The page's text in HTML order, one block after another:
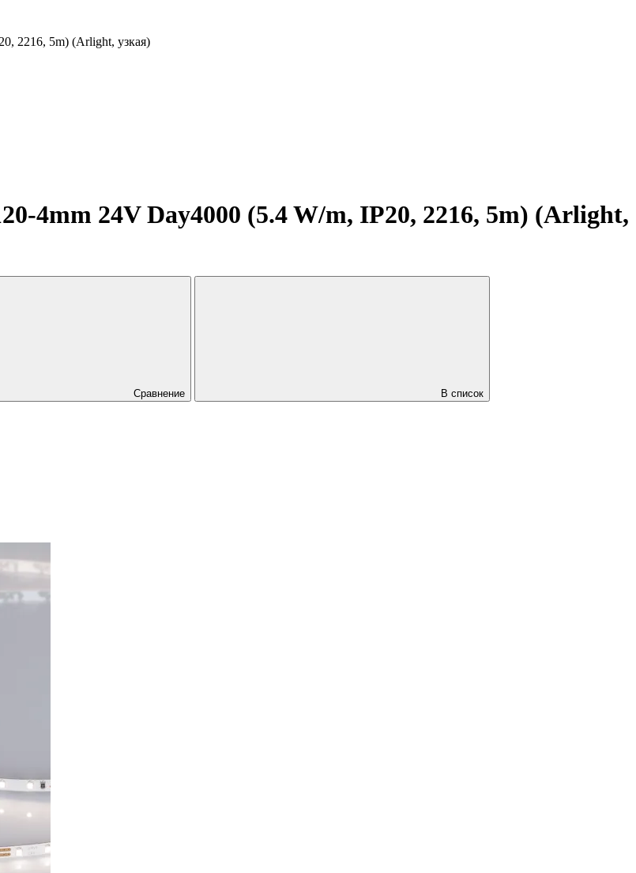
2216, 5m) (Arlight, узкая)
4mm 24V Day4000 (5.4 W/m, IP20, 2216, 5m) (Arlight,
Сравнение
В список